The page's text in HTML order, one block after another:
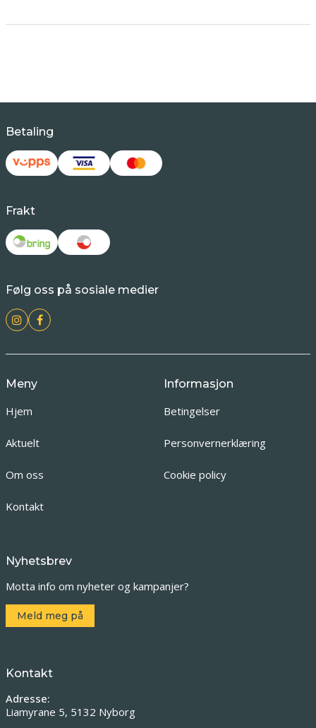
Betaling
Frakt
Følg oss på sosiale medier
Meny
Hjem
Aktuelt
Om oss
Kontakt
Informasjon
Betingelser
Personvernerklæring
Cookie policy
Nyhetsbrev
Motta info om nyheter og kampanjer?
Meld meg på
Kontakt
Adresse:
Liamyrane 5, 5132 Nyborg